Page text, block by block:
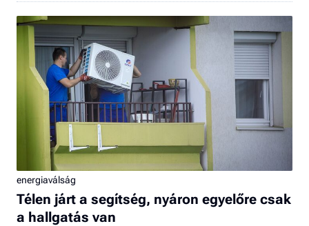
energiaválság
Télen járt a segítség, nyáron egyelőre csak
a hallgatás van